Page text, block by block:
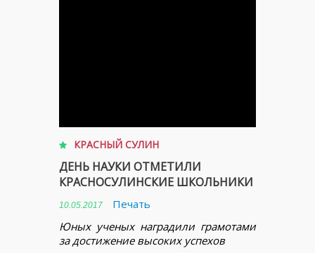
КРАСНЫЙ СУЛИН
ДЕНЬ НАУКИ ОТМЕТИЛИ
КРАСНОСУЛИНСКИЕ ШКОЛЬНИКИ
10.05.2017
Печать
Юных ученых наградили грамотами
за достижение высоких успехов